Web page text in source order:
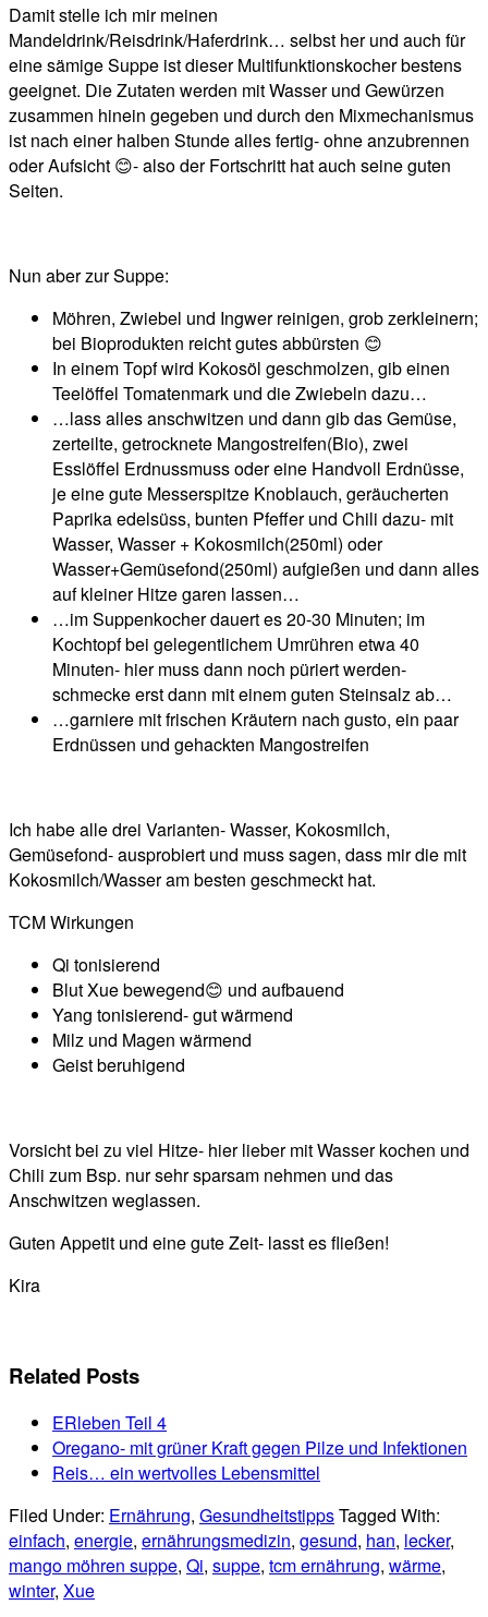
Damit stelle ich mir meinen
Mandeldrink/Reisdrink/Haferdrink… selbst her und auch für
eine sämige Suppe ist dieser Multifunktionskocher bestens
geeignet. Die Zutaten werden mit Wasser und Gewürzen
zusammen hinein gegeben und durch den Mixmechanismus
ist nach einer halben Stunde alles fertig- ohne anzubrennen
oder Aufsicht 😊- also der Fortschritt hat auch seine guten
Seiten.
Nun aber zur Suppe:
Möhren, Zwiebel und Ingwer reinigen, grob zerkleinern;
bei Bioprodukten reicht gutes abbürsten 😊
In einem Topf wird Kokosöl geschmolzen, gib einen
Teelöffel Tomatenmark und die Zwiebeln dazu…
…lass alles anschwitzen und dann gib das Gemüse,
zerteilte, getrocknete Mangostreifen(Bio), zwei
Esslöffel Erdnussmuss oder eine Handvoll Erdnüsse,
je eine gute Messerspitze Knoblauch, geräucherten
Paprika edelsüss, bunten Pfeffer und Chili dazu- mit
Wasser, Wasser + Kokosmilch(250ml) oder
Wasser+Gemüsefond(250ml) aufgießen und dann alles
auf kleiner Hitze garen lassen…
…im Suppenkocher dauert es 20-30 Minuten; im
Kochtopf bei gelegentlichem Umrühren etwa 40
Minuten- hier muss dann noch püriert werden-
schmecke erst dann mit einem guten Steinsalz ab…
…garniere mit frischen Kräutern nach gusto, ein paar
Erdnüssen und gehackten Mangostreifen
Ich habe alle drei Varianten- Wasser, Kokosmilch,
Gemüsefond- ausprobiert und muss sagen, dass mir die mit
Kokosmilch/Wasser am besten geschmeckt hat.
TCM Wirkungen
Qi tonisierend
Blut Xue bewegend😊 und aufbauend
Yang tonisierend- gut wärmend
Milz und Magen wärmend
Geist beruhigend
Vorsicht bei zu viel Hitze- hier lieber mit Wasser kochen und
Chili zum Bsp. nur sehr sparsam nehmen und das
Anschwitzen weglassen.
Guten Appetit und eine gute Zeit- lasst es fließen!
Kira
Related Posts
ERleben Teil 4
Oregano- mit grüner Kraft gegen Pilze und Infektionen
Reis… ein wertvolles Lebensmittel
Filed Under: Ernährung, GesundheitstippsTagged With:
einfach, energie, ernährungsmedizin, gesund, han, lecker,
mango möhren suppe, Qi, suppe, tcm ernährung, wärme,
winter, Xue